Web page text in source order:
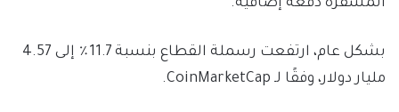
المشفرة دفعة إضافية.
بشكل عام، ارتفعت رسملة القطاع بنسبة 11.7٪ إلى 4.57
مليار دولار، وفقًا لـ CoinMarketCap.